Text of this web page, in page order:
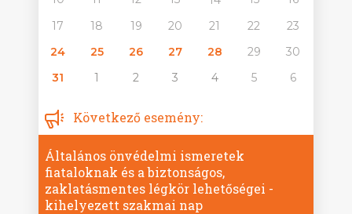
17
18 19 20 21 22
23
24
25 26 27 28 29
30
31
1 2 3 4 5 6
Következő esemény:
Általános önvédelmi ismeretek
fiataloknak és a biztonságos,
zaklatásmentes légkör lehetőségei -
kihelyezett szakmai nap